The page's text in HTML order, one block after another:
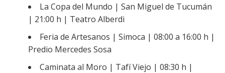
La Copa del Mundo | San Miguel de Tucumán
| 21:00 h | Teatro Alberdi
Feria de Artesanos | Simoca | 08:00 a 16:00 h |
Predio Mercedes Sosa
Caminata al Moro | Tafí Viejo | 08:30 h |